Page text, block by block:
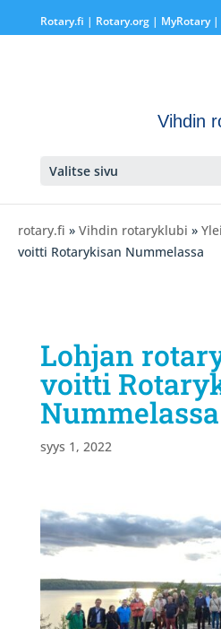
Rotary.fi | Rotary.org| MyRotary |
Vihdin
Valitse sivu
rotary.fi » Vihdin rotaryklubi »
voitti Rotarykisan Nummelassa
Lohjan
voitti
Nummelassa
syys 1, 2022